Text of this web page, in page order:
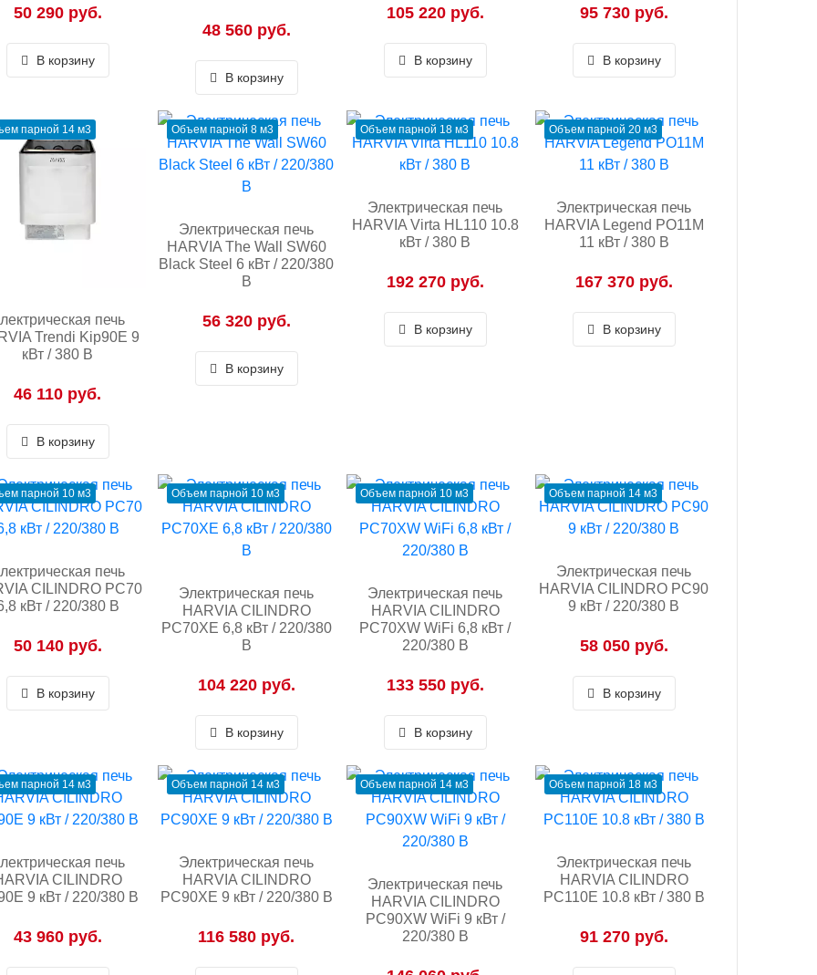
50 290 руб.
В корзину
48 560 руб.
В корзину
105 220 руб.
В корзину
95 730 руб.
В корзину
парной 14 м3
печь
Trendi Kip90E 9
кВт / 380 В
46 110 руб.
В корзину
Объем парной 8 м3
Электрическая печь
HARVIA The Wall SW60
Black Steel 6 кВт / 220/380
В
56 320 руб.
В корзину
Объем парной 18 м3
Электрическая печь
HARVIA Virta HL110 10.8
кВт / 380 В
192 270 руб.
В корзину
Объем парной 20 м3
Электрическая печь
HARVIA Legend PO11M
11 кВт / 380 В
167 370 руб.
В корзину
парной 10 м3
печь
CILINDRO PC70
кВт / 220/380 В
50 140 руб.
В корзину
Объем парной 10 м3
Электрическая печь
HARVIA CILINDRO
PC70XE 6,8 кВт / 220/380
В
104 220 руб.
В корзину
Объем парной 10 м3
Электрическая печь
HARVIA CILINDRO
PC70XW WiFi 6,8 кВт /
220/380 В
133 550 руб.
В корзину
Объем парной 14 м3
Электрическая печь
HARVIA CILINDRO PC90
9 кВт / 220/380 В
58 050 руб.
В корзину
парной 14 м3
печь
CILINDRO
9 кВт / 220/380 В
43 960 руб.
Объем парной 14 м3
Электрическая печь
HARVIA CILINDRO
PC90XE 9 кВт / 220/380 В
116 580 руб.
Объем парной 14 м3
Электрическая печь
HARVIA CILINDRO
PC90XW WiFi 9 кВт /
220/380 В
Объем парной 18 м3
Электрическая печь
HARVIA CILINDRO
PC110E 10.8 кВт / 380 В
91 270 руб.